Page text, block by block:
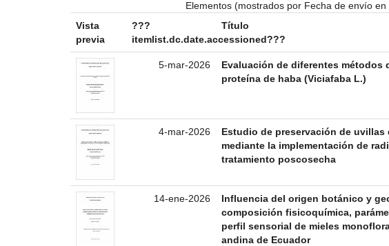
Elementos (mostrados por Fecha de envío
Vista
previa
???
itemlist.dc.date.accessioned???
Título
5-mar-2026
Evaluación de diferentes métodos
proteína de haba (Viciafaba L.)
4-mar-2026
Estudio de preservación de uvillas
mediante la implementación de
tratamiento poscosecha
14-ene-2026
Influencia del origen botánico y
composición fisicoquímica,
perfil sensorial de mieles
andina de Ecuador